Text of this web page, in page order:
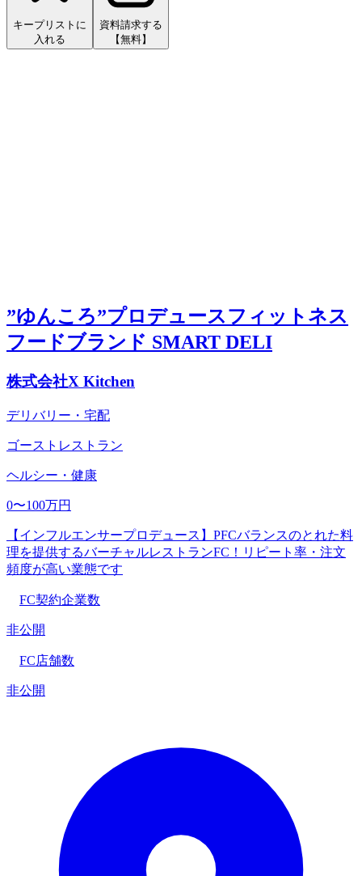
キープリストに
入れる
資料請求する
【無料】
”ゆんころ”プロデュースフィットネス
フードブランド SMART DELI
株式会社X Kitchen
デリバリー・宅配
ゴーストレストラン
ヘルシー・健康
0〜100万円
【インフルエンサープロデュース】PFCバランスのとれた料
理を提供するバーチャルレストランFC！リピート率・注文
頻度が高い業態です
FC契約企業数
非公開
FC店舗数
非公開